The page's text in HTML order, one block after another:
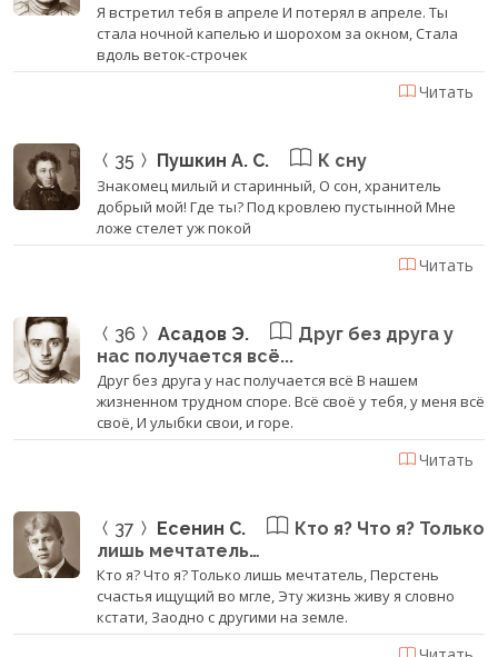
Я встретил тебя в апреле И потерял в апреле. Ты
стала ночной капелью и шорохом за окном, Стала
вдоль веток-строчек
Читать
35 Пушкин А. С. К сну
Знакомец милый и старинный, О сон, хранитель
добрый мой! Где ты? Под кровлею пустынной Мне
ложе стелет уж покой
Читать
36 Асадов Э.
Друг без друга у
нас получается всё...
Друг без друга у нас получается всё В нашем
жизненном трудном споре. Всё своё у тебя, у меня всё
своё, И улыбки свои, и горе.
Читать
37 Есенин С.
Кто я? Что я? Только
лишь мечтатель…
Кто я? Что я? Только лишь мечтатель, Перстень
счастья ищущий во мгле, Эту жизнь живу я словно
кстати, Заодно с другими на земле.